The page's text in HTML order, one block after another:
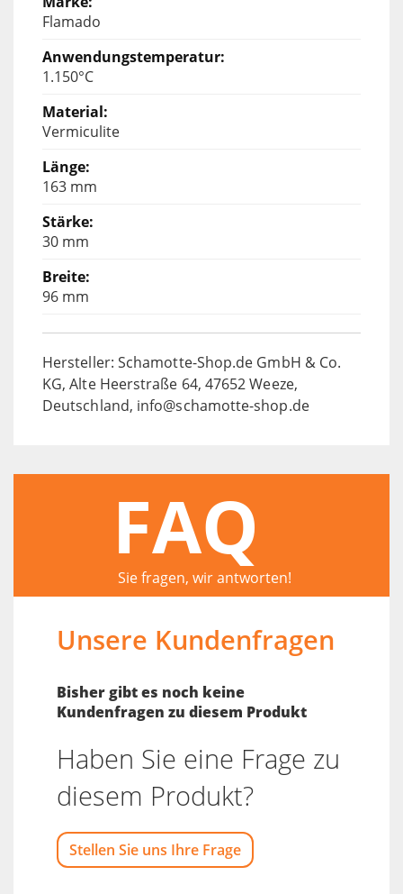
Flamado
1.150°C
Vermiculite
163 mm
30 mm
96 mm
Hersteller: Schamotte-Shop.de GmbH & Co.
KG, Alte Heerstraße 64, 47652 Weeze,
Deutschland, info@schamotte-shop.de
FAQ
Sie fragen, wir antworten!
Unsere Kundenfragen
Bisher gibt es noch keine
Kundenfragen zu diesem Produkt
Haben Sie eine Frage zu
diesem Produkt?
Stellen Sie uns Ihre Frage